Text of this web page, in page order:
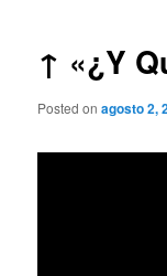
↑ «¿Y
Posted onagosto 2,